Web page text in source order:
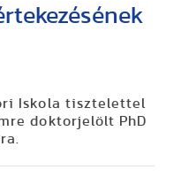
Iskola tisztelettel
doktorjelölt PhD